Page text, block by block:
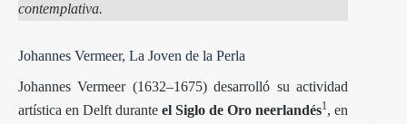
contemplativa.
Johannes Vermeer, La Joven de la Perla
Johannes Vermeer (1632–1675) desarrolló su actividad
artística en Delft duranteel Siglo de Oro neerlandés1, en